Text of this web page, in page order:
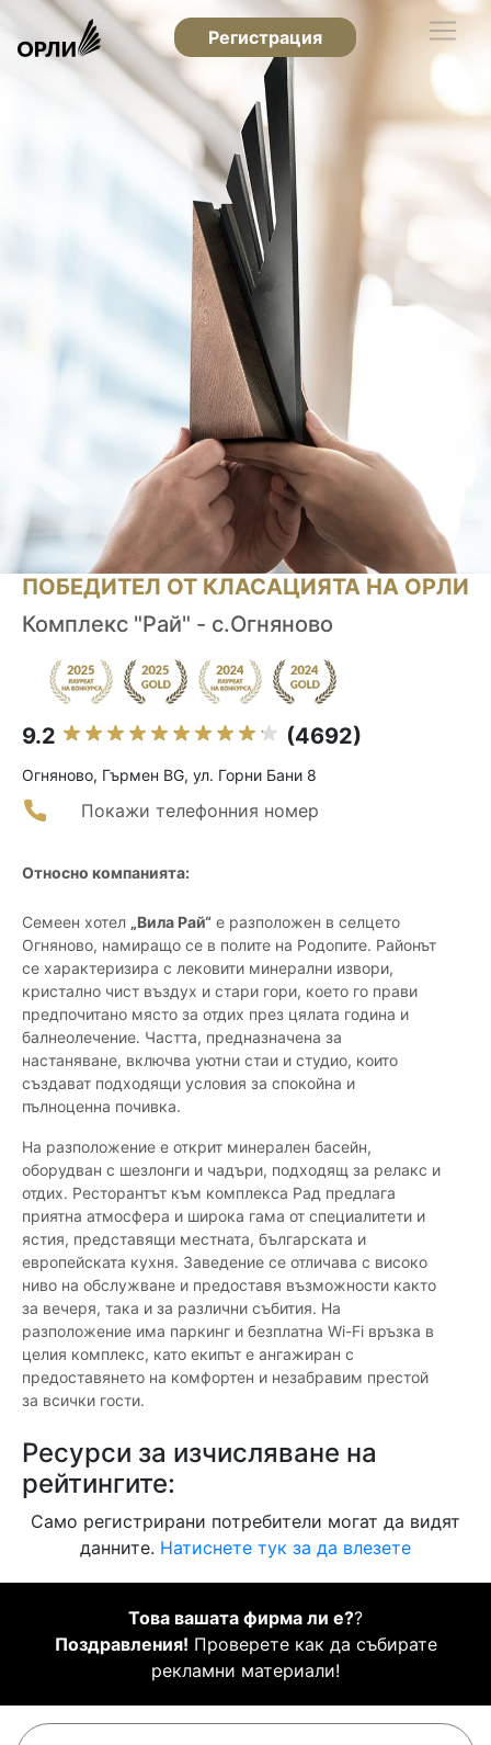
Регистрация
ПОБЕДИТЕЛ ОТ КЛАСАЦИЯТА НА ОРЛИ
Комплекс "Рай" - с.Огняново
9.2 (4692)
Огняново, Гърмен BG, ул. Горни Бани 8
Покажи телефонния номер
Относно компанията:
Семеен хотел „Вила Рай“ е разположен в селцето
Огняново, намиращо се в полите на Родопите. Районът
се характеризира с лековити минерални извори,
кристално чист въздух и стари гори, което го прави
предпочитано място за отдих през цялата година и
балнеолечение. Частта, предназначена за
настаняване, включва уютни стаи и студио, които
създават подходящи условия за спокойна и
пълноценна почивка.
На разположение е открит минерален басейн,
оборудван с шезлонги и чадъри, подходящ за релакс и
отдих. Ресторантът към комплекса Рад предлага
приятна атмосфера и широка гама от специалитети и
ястия, представящи местната, българската и
европейската кухня. Заведение се отличава с високо
ниво на обслужване и предоставя възможности както
за вечеря, така и за различни събития. На
разположение има паркинг и безплатна Wi-Fi връзка в
целия комплекс, като екипът е ангажиран с
предоставянето на комфортен и незабравим престой
за всички гости.
Ресурси за изчисляване на
рейтингите:
Само регистрирани потребители могат да видят
данните. Натиснете тук за да влезете
Това вашата фирма ли е??
Поздравления! Проверете как да събирате
рекламни материали!